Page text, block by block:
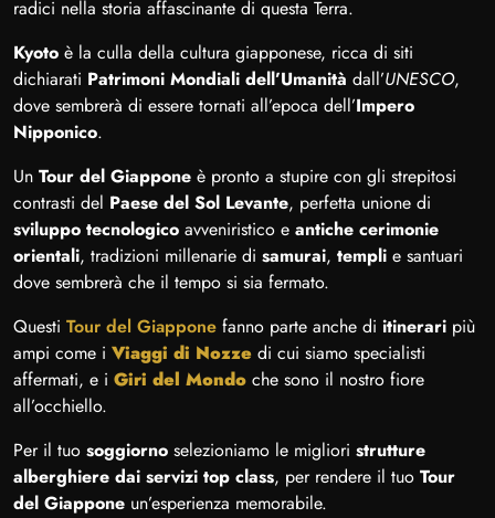
radici nella storia affascinante di questa Terra.
Kyoto è la culla della cultura giapponese, ricca di siti
dichiarati Patrimoni Mondiali dell’Umanità dall’UNESCO,
dove sembrerà di essere tornati all’epoca dell’Impero
Nipponico.
Un Tour del Giappone è pronto a stupire con gli strepitosi
contrasti del Paese del Sol Levante, perfetta unione di
sviluppo tecnologico avveniristico e antiche cerimonie
orientali, tradizioni millenarie di samurai, templi e santuari
dove sembrerà che il tempo si sia fermato.
Questi Tour del Giappone fanno parte anche di itinerari più
ampi come i Viaggi di Nozze di cui siamo specialisti
affermati, e i Giri del Mondo che sono il nostro fiore
all’occhiello.
Per il tuo soggiorno selezioniamo le migliori strutture
alberghiere dai servizi top class, per rendere il tuo Tour
del Giappone un’esperienza memorabile.